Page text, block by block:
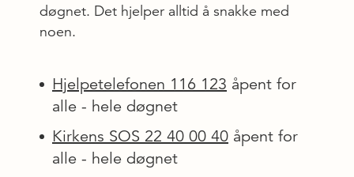
døgnet. Det hjelper alltid å snakke med
noen.
Hjelpetelefonen 116 123 åpent for
alle - hele døgnet
Kirkens SOS 22 40 00 40 åpent for
alle - hele døgnet